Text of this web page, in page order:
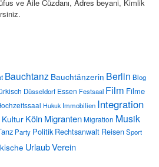
ve Aile Cüzdanı, Adres beyani, Kimlik
Bauchtanz Bauchtänzerin Berlin Blog
Düsseldorf Essen Festsaal Film Filme
Hukuk Immobilien Integration
Kultur Köln MigrantenMigration Musik
Party Politik Rechtsanwalt ReisenSport
UrlaubVerein